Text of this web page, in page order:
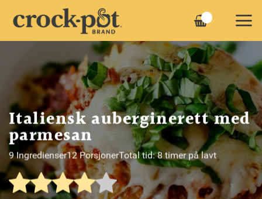
Italiensk auberginerett med
parmesan
9 Ingredienser12 PorsjonerTotal tid: 8 timer på lavt